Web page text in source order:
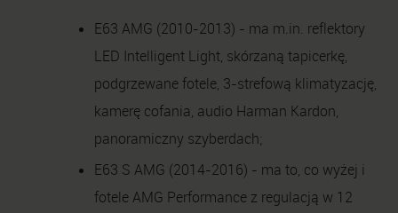
E63 AMG (2010-2013) - ma m.in. reflektory
LED Intelligent Light, skórzaną tapicerkę,
podgrzewane fotele, 3-strefową klimatyzację,
kamerę cofania, audio Harman Kardon,
panoramiczny szyberdach;
E63 S AMG (2014-2016) - ma to, co wyżej i
fotele AMG Performance z regulacją w 12